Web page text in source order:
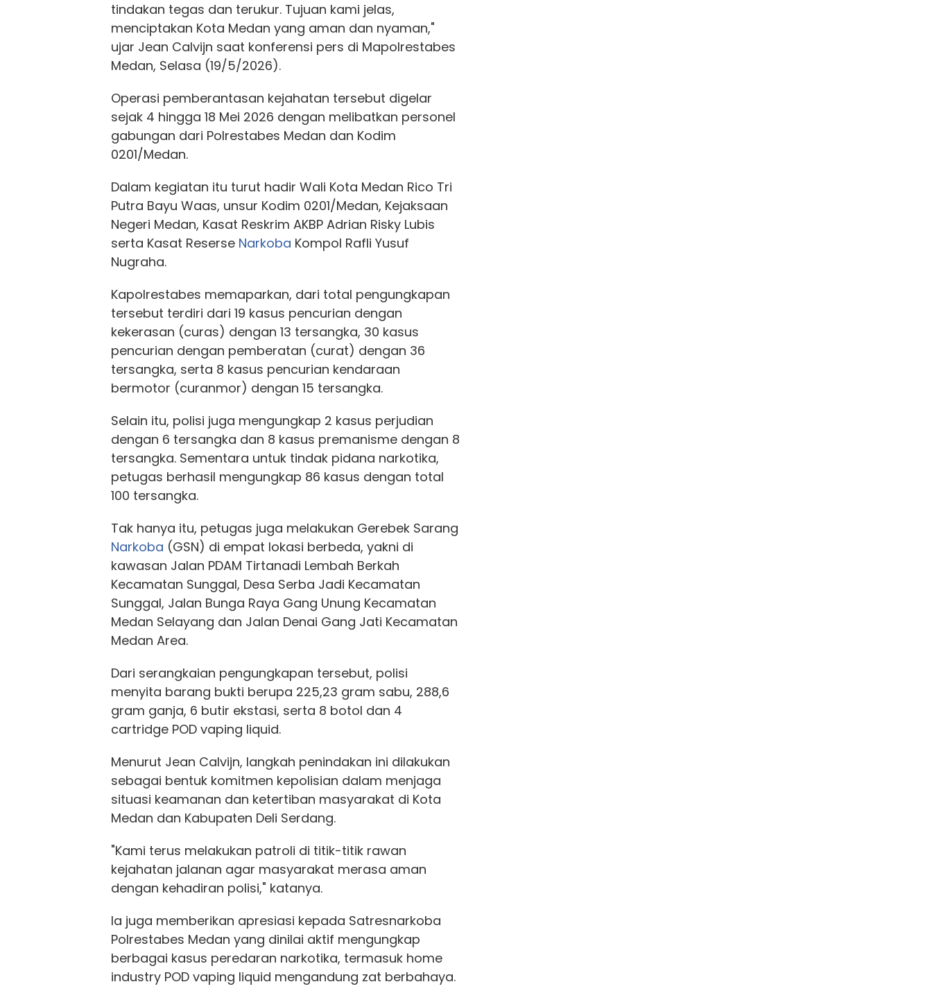
tindakan tegas dan terukur. Tujuan kami jelas,
menciptakan Kota Medan yang aman dan nyaman,"
ujar Jean Calvijn saat konferensi pers di Mapolrestabes
Medan, Selasa (19/5/2026).
Operasi pemberantasan kejahatan tersebut digelar
sejak 4 hingga 18 Mei 2026 dengan melibatkan personel
gabungan dari Polrestabes Medan dan Kodim
0201/Medan.
Dalam kegiatan itu turut hadir Wali Kota Medan Rico Tri
Putra Bayu Waas, unsur Kodim 0201/Medan, Kejaksaan
Negeri Medan, Kasat Reskrim AKBP Adrian Risky Lubis
serta Kasat Reserse Narkoba Kompol Rafli Yusuf
Nugraha.
Kapolrestabes memaparkan, dari total pengungkapan
tersebut terdiri dari 19 kasus pencurian dengan
kekerasan (curas) dengan 13 tersangka, 30 kasus
pencurian dengan pemberatan (curat) dengan 36
tersangka, serta 8 kasus pencurian kendaraan
bermotor (curanmor) dengan 15 tersangka.
Selain itu, polisi juga mengungkap 2 kasus perjudian
dengan 6 tersangka dan 8 kasus premanisme dengan 8
tersangka. Sementara untuk tindak pidana narkotika,
petugas berhasil mengungkap 86 kasus dengan total
100 tersangka.
Tak hanya itu, petugas juga melakukan Gerebek Sarang
Narkoba (GSN) di empat lokasi berbeda, yakni di
kawasan Jalan PDAM Tirtanadi Lembah Berkah
Kecamatan Sunggal, Desa Serba Jadi Kecamatan
Sunggal, Jalan Bunga Raya Gang Unung Kecamatan
Medan Selayang dan Jalan Denai Gang Jati Kecamatan
Medan Area.
Dari serangkaian pengungkapan tersebut, polisi
menyita barang bukti berupa 225,23 gram sabu, 288,6
gram ganja, 6 butir ekstasi, serta 8 botol dan 4
cartridge POD vaping liquid.
Menurut Jean Calvijn, langkah penindakan ini dilakukan
sebagai bentuk komitmen kepolisian dalam menjaga
situasi keamanan dan ketertiban masyarakat di Kota
Medan dan Kabupaten Deli Serdang.
"Kami terus melakukan patroli di titik-titik rawan
kejahatan jalanan agar masyarakat merasa aman
dengan kehadiran polisi," katanya.
Ia juga memberikan apresiasi kepada Satresnarkoba
Polrestabes Medan yang dinilai aktif mengungkap
berbagai kasus peredaran narkotika, termasuk home
industry POD vaping liquid mengandung zat berbahaya.